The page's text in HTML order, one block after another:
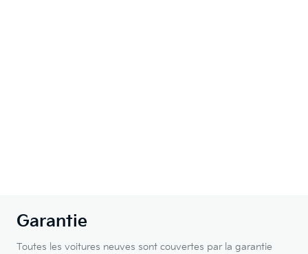
Garantie
Toutes les voitures neuves sont couvertes par la garantie